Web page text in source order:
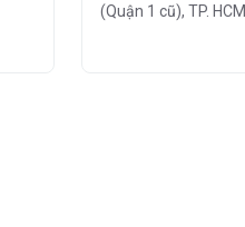
(Quận 1 cũ), TP. HCM